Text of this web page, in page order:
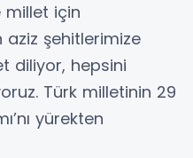
için
aziz şehitlerimize
diliyor, hepsini
Türk milletinin 29
yürekten